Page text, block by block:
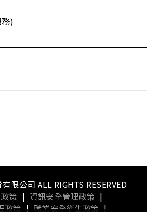
)
限公司 ALL RIGHTS RESERVED
策 | 資訊安全管理政策 |
政策 | 職業安全衛生政策 |